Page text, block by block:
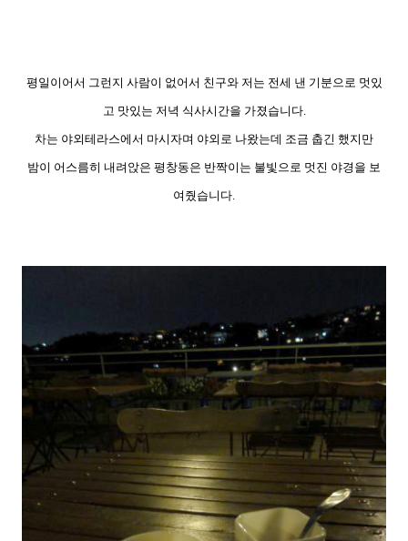
평일이어서 그런지 사람이 없어서 친구와 저는 전세 낸 기분으로 멋있
고 맛있는 저녁 식사시간을 가졌습니다.
차는 야외테라스에서 마시자며 야외로 나왔는데 조금 춥긴 했지만
밤이 어스름히 내려앉은 평창동은 반짝이는 불빛으로 멋진 야경을 보
여줬습니다.